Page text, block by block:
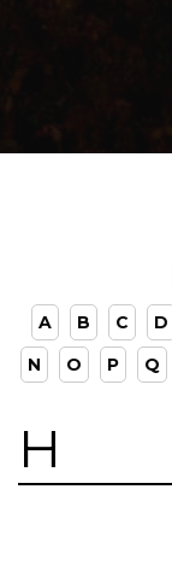
A B C D
N
O P Q
H